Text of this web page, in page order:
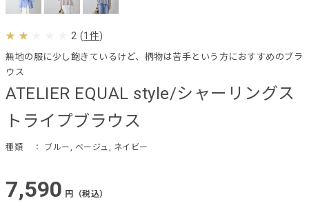
ATELIER EQUAL style/シャーリングス
トライプブラウス
無地の服に少し飽きているけど、柄物は苦手という方におすすめのブラ
ウス
種類 ： ブルー, ベージュ, ネイビー
2 (1件)
7,590 円（税込）